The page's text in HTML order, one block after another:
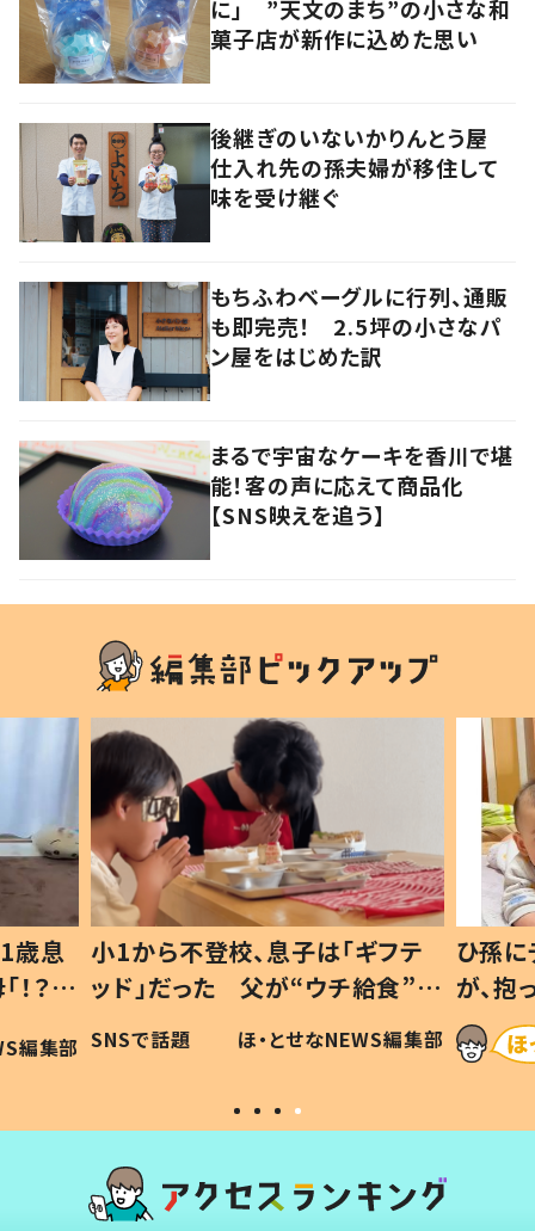
に」 ”天文のまち”の小さな和
菓子店が新作に込めた思い
後継ぎのいないかりんとう屋
仕入れ先の孫夫婦が移住して
味を受け継ぐ
もちふわベーグルに行列、通販
も即完売！ 2.5坪の小さなパ
ン屋をはじめた訳
まるで宇宙なケーキを香川で堪
能！客の声に応えて商品化
【SNS映えを追う】
歳息
？」
編集部
小1から不登校、息子は「ギフテ
ッド」だった 父が“ウチ給食”を
作り続ける理由とは #令和の親
#令和の子
SNSで話題 ほ・とせなNEWS編集部
ひ孫
が、
「涙が
い」